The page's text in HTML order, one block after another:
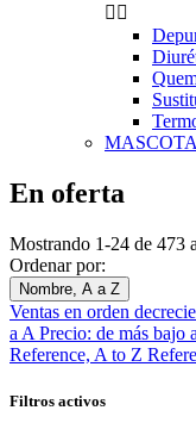
 
En oferta
Mostrando 1-24 de 473
Ordenar por:
Nombre, A a Z
Ventas en orden
a A Precio: de más bajo
Reference, A to Z
Filtros activos